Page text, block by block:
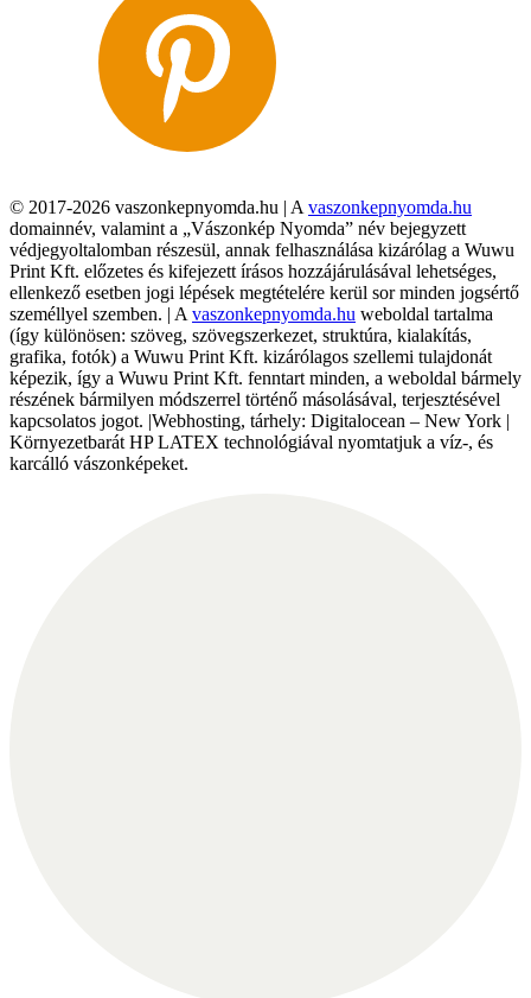
© 2017-2026 vaszonkepnyomda.hu | A vaszonkepnyomda.hu
domainnév, valamint a „Vászonkép Nyomda” név bejegyzett
védjegyoltalomban részesül, annak felhasználása kizárólag a Wuwu
Print Kft. előzetes és kifejezett írásos hozzájárulásával lehetséges,
ellenkező esetben jogi lépések megtételére kerül sor minden jogsértő
személlyel szemben. | A vaszonkepnyomda.hu weboldal tartalma
(így különösen: szöveg, szövegszerkezet, struktúra, kialakítás,
grafika, fotók) a Wuwu Print Kft. kizárólagos szellemi tulajdonát
képezik, így a Wuwu Print Kft. fenntart minden, a weboldal bármely
részének bármilyen módszerrel történő másolásával, terjesztésével
kapcsolatos jogot. |Webhosting, tárhely: Digitalocean – New York |
Környezetbarát HP LATEX technológiával nyomtatjuk a víz-, és
karcálló vászonképeket.